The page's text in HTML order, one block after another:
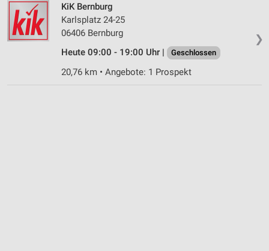
❯
KiK Bernburg
Karlsplatz 24-25
06406 Bernburg
Heute 09:00 - 19:00 Uhr |
Geschlossen
20,76 km • Angebote: 1 Prospekt
Funktional
Werbung